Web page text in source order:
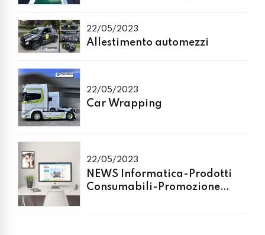
22/05/2023
Allestimento automezzi
22/05/2023
Car Wrapping
22/05/2023
NEWS Informatica-Prodotti
Consumabili-Promozione